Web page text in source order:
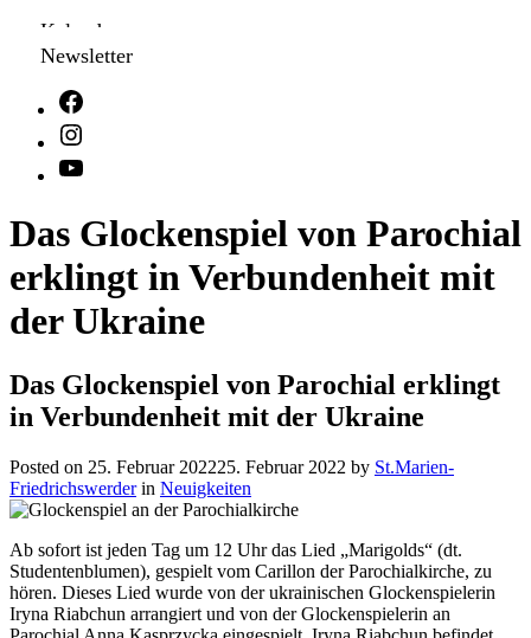
Kalender
Newsletter
Das Glockenspiel von Parochial
erklingt in Verbundenheit mit
der Ukraine
Das Glockenspiel von Parochial erklingt
in Verbundenheit mit der Ukraine
Posted on 25. Februar 202225. Februar 2022 by St.Marien-
Friedrichswerderin Neuigkeiten
Ab sofort ist jeden Tag um 12 Uhr das Lied „Marigolds“ (dt.
Studentenblumen), gespielt vom Carillon der Parochialkirche, zu
hören. Dieses Lied wurde von der ukrainischen Glockenspielerin
Iryna Riabchun arrangiert und von der Glockenspielerin an